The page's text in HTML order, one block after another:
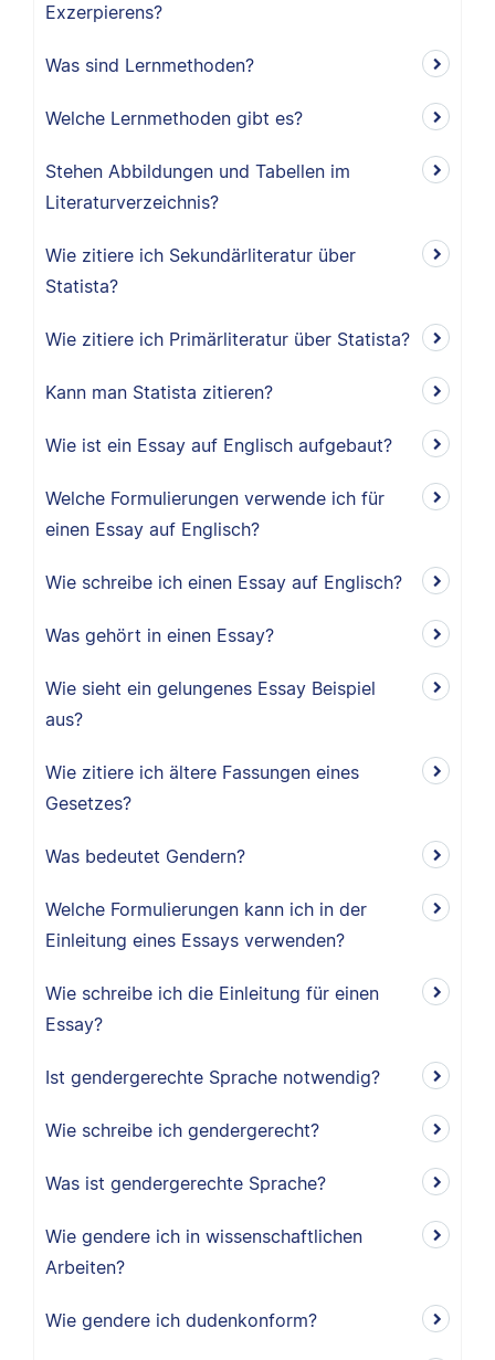
Exzerpierens?
Was sind Lernmethoden?
Welche Lernmethoden gibt es?
Stehen Abbildungen und Tabellen im
Literaturverzeichnis?
Wie zitiere ich Sekundärliteratur über
Statista?
Wie zitiere ich Primärliteratur über Statista?
Kann man Statista zitieren?
Wie ist ein Essay auf Englisch aufgebaut?
Welche Formulierungen verwende ich für
einen Essay auf Englisch?
Wie schreibe ich einen Essay auf Englisch?
Was gehört in einen Essay?
Wie sieht ein gelungenes Essay Beispiel
aus?
Wie zitiere ich ältere Fassungen eines
Gesetzes?
Was bedeutet Gendern?
Welche Formulierungen kann ich in der
Einleitung eines Essays verwenden?
Wie schreibe ich die Einleitung für einen
Essay?
Ist gendergerechte Sprache notwendig?
Wie schreibe ich gendergerecht?
Was ist gendergerechte Sprache?
Wie gendere ich in wissenschaftlichen
Arbeiten?
Wie gendere ich dudenkonform?